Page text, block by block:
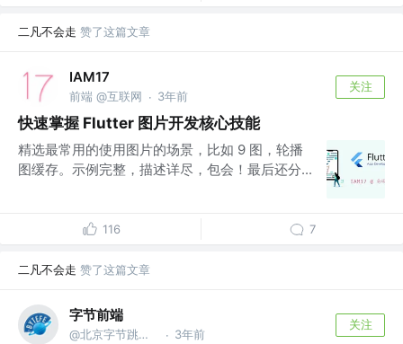
二凡不会走 赞了这篇文章
IAM17
前端 @互联网 · 3年前
关注
快速掌握 Flutter 图片开发核心技能
精选最常用的使用图片的场景，比如 9 图，轮播
图缓存。示例完整，描述详尽，包会！最后还分...
116 7
二凡不会走 赞了这篇文章
字节前端
@北京字节跳动网络技术有限公司 · 3年前
关注